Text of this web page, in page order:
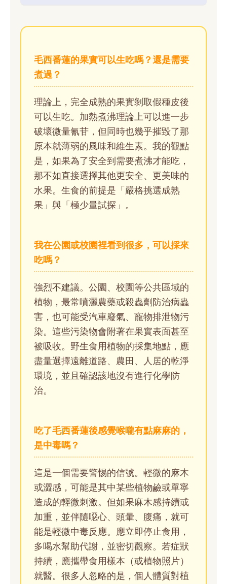
毛西番蓮的果實可以生吃嗎？還是需要
煮過？
理論上，完全成熟的果實剝取假種皮後
可以生吃。加熱煮沸理論上可以進一步
破壞微量氰苷，但同時也幾乎摧毀了那
原本就薄弱的風味和維生素。我的觀點
是，如果為了安全到需要煮沸才能吃，
那不如直接選擇其他更安全、更美味的
水果。生食的前提是「嚴格挑選成熟
果」與「極少量試探」。
我在公園或校園裡看到很多，可以採來
吃嗎？
強烈不建議。公園、校園等公共區域的
植物，最常噴灑農藥或殺蟲劑防治病蟲
害，也可能受汽車廢氣、寵物排泄物污
染。這些污染物會附著在果實表面甚至
被吸收。野生食用植物的採集地點，應
盡量選擇遠離道路、農田、人居的乾淨
環境，並且確認該地沒有進行化學防
治。
吃了毛西番蓮後感覺喉嚨有點麻麻的，
是中毒嗎？
這是一個需要警惕的信號。輕微的麻木
或澀感，可能是其中某些植物鹼或單寧
造成的輕微刺激。但如果麻木感持續或
加重，並伴隨噁心、頭暈、腹痛，就可
能是輕微中毒反應。應立即停止食用，
多喝水幫助代謝，並密切觀察。若症狀
持續，應攜帶食用樣本（或植物照片）
就醫。很多人忽略的是，個人體質對植